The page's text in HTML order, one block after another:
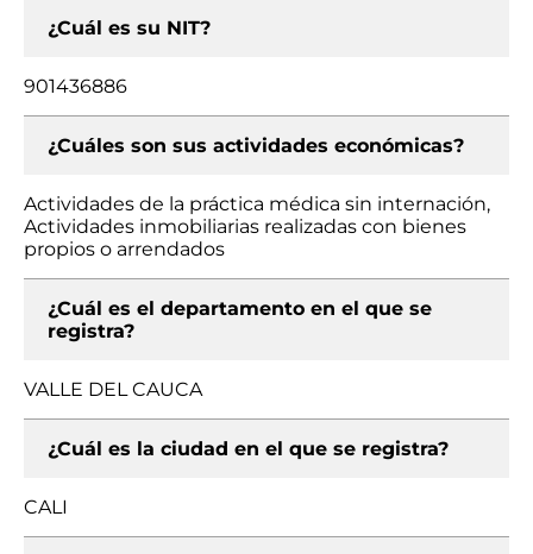
¿Cuál es su NIT?
901436886
¿Cuáles son sus actividades económicas?
Actividades de la práctica médica sin internación,
Actividades inmobiliarias realizadas con bienes
propios o arrendados
¿Cuál es el departamento en el que se
registra?
VALLE DEL CAUCA
¿Cuál es la ciudad en el que se registra?
CALI